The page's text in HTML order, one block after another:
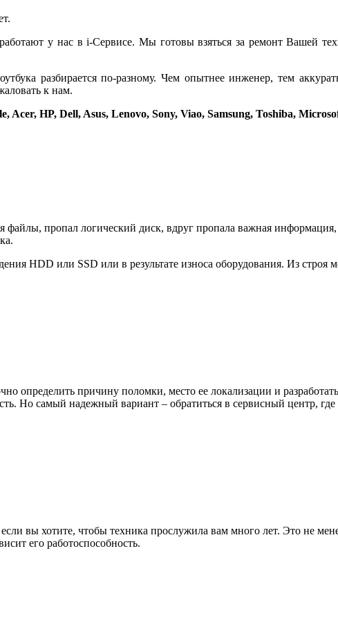
у нас в i-Сервисе. Мы готовы взяться за ремонт Вашей
разбирается по-разному. Чем опытнее инженер, тем
к нам.
Acer, HP, Dell, Asus, Lenovo, Sony, Viao, Samsung, Toshiba,
файлы, пропал логический диск, вдруг пропала важная
HDD или SSD или в результате износа оборудования. Из
определить причину поломки, место ее локализации и
Но самый надежный вариант – обратиться в сервисный центр, где
вы хотите, чтобы техника прослужила вам много лет. Это не
его работоспособность.